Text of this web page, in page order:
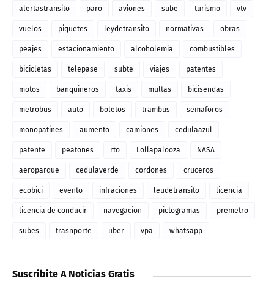
alertastransito paro aviones sube turismo vtv
vuelos piquetes leydetransito normativas obras
peajes estacionamiento alcoholemia combustibles
bicicletas telepase subte viajes patentes
motos banquineros taxis multas bicisendas
metrobus auto boletos trambus semaforos
monopatines aumento camiones cedulaazul
patente peatones rto Lollapalooza NASA
aeroparque cedulaverde cordones cruceros
ecobici evento infraciones leudetransito licencia
licencia de conducir navegacion pictogramas premetro
subes trasnporte uber vpa whatsapp
Suscribite A Noticias Gratis